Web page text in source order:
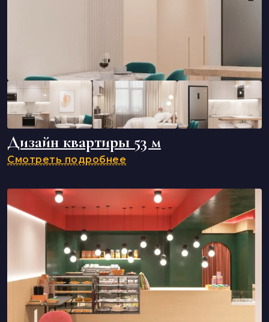
Дизайн квартиры 53 м
Смотреть подробнее